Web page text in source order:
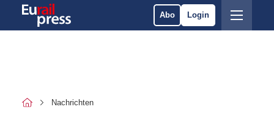
Abo Login
Nachrichten